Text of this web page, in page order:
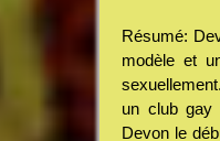
Résumé:
modèle et
un club gay
Devon le